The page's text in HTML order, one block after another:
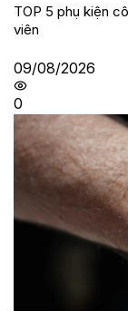
TOP 5 phụ kiện
viên
09/08/2026
0